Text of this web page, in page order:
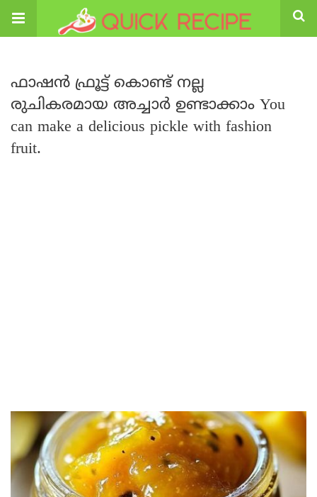
ഫാഷൻ ഫ്രൂട്ട് കൊണ്ട് നല്ല
രുചികരമായ അച്ചാർ ഉണ്ടാക്കാം You
can make a delicious pickle with fashion
fruit.